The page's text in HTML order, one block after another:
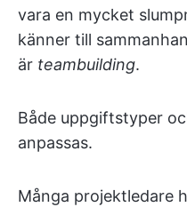
vara en mycket
känner till
är teambuilding.
Både uppgiftstyper
anpassas.
Många projektledare